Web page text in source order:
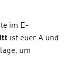
im E-
ist euer A und
um